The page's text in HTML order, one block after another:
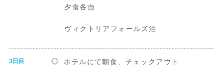
夕食各自
ヴィクトリアフォールズ泊
3日目 ホテルにて朝食、チェックアウト